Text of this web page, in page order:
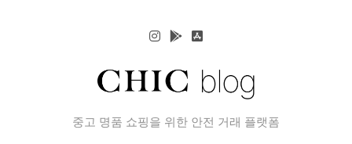
CHIC 블로그
중고 명품 쇼핑을 위한 안전 거래 플랫폼